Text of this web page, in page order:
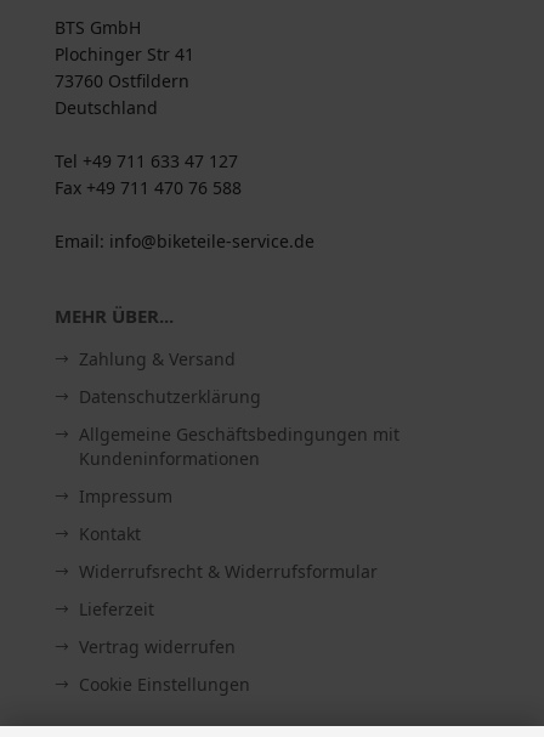
BTS GmbH
Plochinger Str 41
73760 Ostfildern
Deutschland
Tel +49 711 633 47 127
Fax +49 711 470 76 588
Email: info@biketeile-service.de
MEHR ÜBER...
Zahlung & Versand
Datenschutzerklärung
Allgemeine Geschäftsbedingungen mit
Kundeninformationen
Impressum
Kontakt
Widerrufsrecht & Widerrufsformular
Lieferzeit
Vertrag widerrufen
Cookie Einstellungen